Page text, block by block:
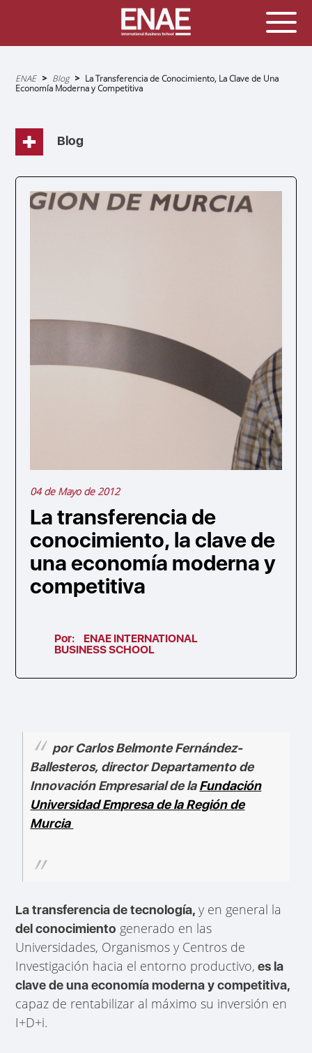
Sobrescribir
enlaces
de
navegación
ENAE Blog
La Transferencia de Conocimiento, La Clave de Una
Economía Moderna y Competitiva
Blog
04 de Mayo de 2012
La transferencia de
conocimiento, la clave de
una economía moderna y
competitiva
Por:
ENAE INTERNATIONAL
BUSINESS SCHOOL
por Carlos Belmonte Fernández-
Ballesteros, director Departamento de
Innovación Empresarial de laFundación
Universidad Empresa de la Región de
Murcia
La transferencia de tecnología,y en general la
del conocimiento generado en las
Universidades, Organismos y Centros de
Investigación hacia el entorno productivo, es la
clave de una economía moderna y competitiva,
capaz de rentabilizar al máximo su inversión en
I+D+i.